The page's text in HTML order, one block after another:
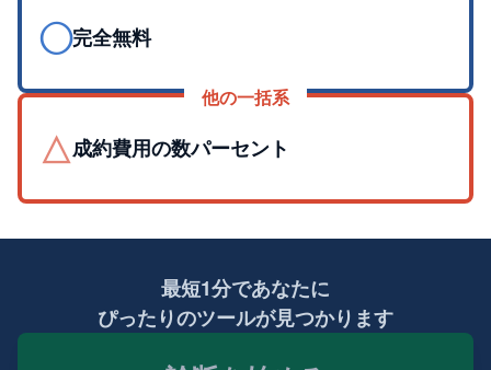
◯完全無料
他の一括系
△成約費用の数パーセント
最短1分であなたに
ぴったりのツールが見つかります